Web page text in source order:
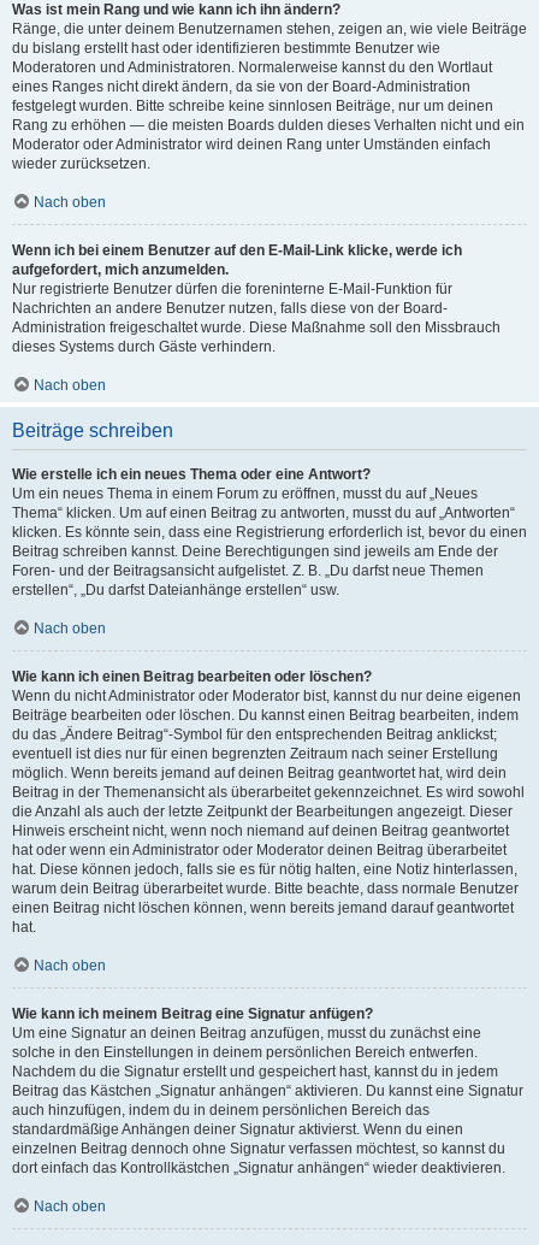
Was ist mein Rang und wie kann ich ihn ändern?
Ränge, die unter deinem Benutzernamen stehen, zeigen an, wie viele Beiträge
du bislang erstellt hast oder identifizieren bestimmte Benutzer wie
Moderatoren und Administratoren. Normalerweise kannst du den Wortlaut
eines Ranges nicht direkt ändern, da sie von der Board-Administration
festgelegt wurden. Bitte schreibe keine sinnlosen Beiträge, nur um deinen
Rang zu erhöhen — die meisten Boards dulden dieses Verhalten nicht und ein
Moderator oder Administrator wird deinen Rang unter Umständen einfach
wieder zurücksetzen.
Nach oben
Wenn ich bei einem Benutzer auf den E-Mail-Link klicke, werde ich
aufgefordert, mich anzumelden.
Nur registrierte Benutzer dürfen die foreninterne E-Mail-Funktion für
Nachrichten an andere Benutzer nutzen, falls diese von der Board-
Administration freigeschaltet wurde. Diese Maßnahme soll den Missbrauch
dieses Systems durch Gäste verhindern.
Nach oben
Beiträge schreiben
Wie erstelle ich ein neues Thema oder eine Antwort?
Um ein neues Thema in einem Forum zu eröffnen, musst du auf „Neues
Thema“ klicken. Um auf einen Beitrag zu antworten, musst du auf „Antworten“
klicken. Es könnte sein, dass eine Registrierung erforderlich ist, bevor du einen
Beitrag schreiben kannst. Deine Berechtigungen sind jeweils am Ende der
Foren- und der Beitragsansicht aufgelistet. Z. B. „Du darfst neue Themen
erstellen“, „Du darfst Dateianhänge erstellen“ usw.
Nach oben
Wie kann ich einen Beitrag bearbeiten oder löschen?
Wenn du nicht Administrator oder Moderator bist, kannst du nur deine eigenen
Beiträge bearbeiten oder löschen. Du kannst einen Beitrag bearbeiten, indem
du das „Ändere Beitrag“-Symbol für den entsprechenden Beitrag anklickst;
eventuell ist dies nur für einen begrenzten Zeitraum nach seiner Erstellung
möglich. Wenn bereits jemand auf deinen Beitrag geantwortet hat, wird dein
Beitrag in der Themenansicht als überarbeitet gekennzeichnet. Es wird sowohl
die Anzahl als auch der letzte Zeitpunkt der Bearbeitungen angezeigt. Dieser
Hinweis erscheint nicht, wenn noch niemand auf deinen Beitrag geantwortet
hat oder wenn ein Administrator oder Moderator deinen Beitrag überarbeitet
hat. Diese können jedoch, falls sie es für nötig halten, eine Notiz hinterlassen,
warum dein Beitrag überarbeitet wurde. Bitte beachte, dass normale Benutzer
einen Beitrag nicht löschen können, wenn bereits jemand darauf geantwortet
hat.
Nach oben
Wie kann ich meinem Beitrag eine Signatur anfügen?
Um eine Signatur an deinen Beitrag anzufügen, musst du zunächst eine
solche in den Einstellungen in deinem persönlichen Bereich entwerfen.
Nachdem du die Signatur erstellt und gespeichert hast, kannst du in jedem
Beitrag das Kästchen „Signatur anhängen“ aktivieren. Du kannst eine Signatur
auch hinzufügen, indem du in deinem persönlichen Bereich das
standardmäßige Anhängen deiner Signatur aktivierst. Wenn du einen
einzelnen Beitrag dennoch ohne Signatur verfassen möchtest, so kannst du
dort einfach das Kontrollkästchen „Signatur anhängen“ wieder deaktivieren.
Nach oben